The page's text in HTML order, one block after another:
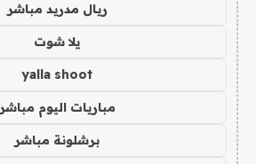
ريال مدريد مباشر
يلا شوت
yalla shoot
مباريات اليوم مباشر
برشلونة مباشر